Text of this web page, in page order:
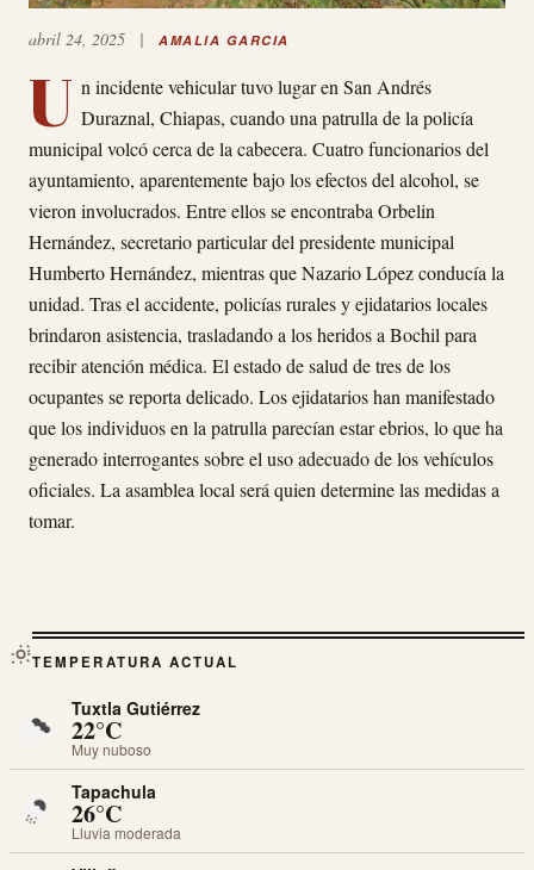
abril 24, 2025 | AMALIA GARCIA
U n incidente vehicular tuvo lugar en San Andrés
Duraznal, Chiapas, cuando una patrulla de la policía
municipal volcó cerca de la cabecera. Cuatro funcionarios del
ayuntamiento, aparentemente bajo los efectos del alcohol, se
vieron involucrados. Entre ellos se encontraba Orbelin
Hernández, secretario particular del presidente municipal
Humberto Hernández, mientras que Nazario López conducía la
unidad. Tras el accidente, policías rurales y ejidatarios locales
brindaron asistencia, trasladando a los heridos a Bochil para
recibir atención médica. El estado de salud de tres de los
ocupantes se reporta delicado. Los ejidatarios han manifestado
que los individuos en la patrulla parecían estar ebrios, lo que ha
generado interrogantes sobre el uso adecuado de los vehículos
oficiales. La asamblea local será quien determine las medidas a
tomar.
TEMPERATURA ACTUAL
Tuxtla Gutiérrez
22°C
Muy nuboso
Tapachula
26°C
Lluvia moderada